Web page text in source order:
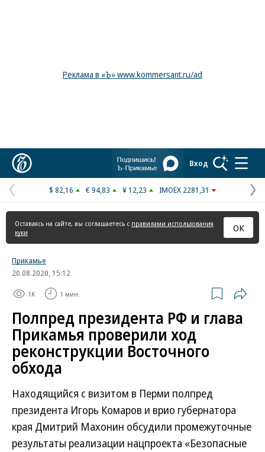
Реклама в «Ъ» www.kommersant.ru/ad
Вход
Предыдущая
страница
$ 82,16 € 94,83 ¥ 12,23 IMOEX 2281,31
Оставаясь на сайте, вы соглашаетесь с правилами использования
куки
ОК
Прикамье
20.08.2020, 15:12
1K 1 мин.
Полпред президента РФ и глава
Прикамья проверили ход
реконструкции Восточного
обхода
Находящийся с визитом в Перми полпред
президента Игорь Комаров и врио губернатора
края Дмитрий Махонин обсудили промежуточные
результаты реализации нацпроекта «Безопасные